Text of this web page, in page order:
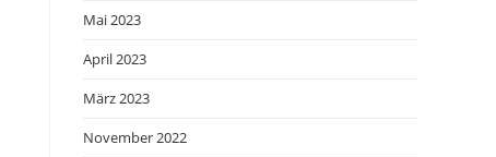
Mai 2023
April 2023
März 2023
November 2022